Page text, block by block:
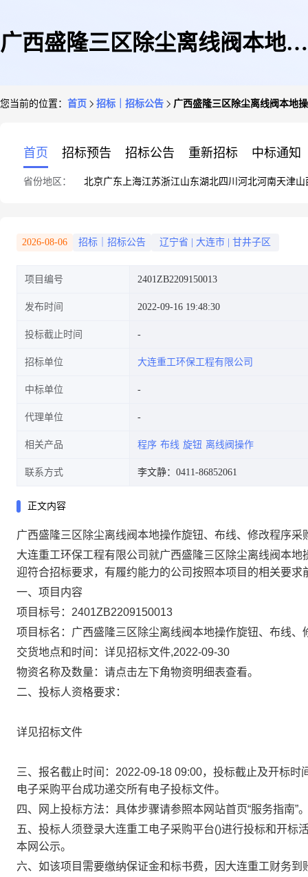
广西盛隆三区除尘离线阀本地操
您当前的位置： 首页 招标｜招标公告 广西盛隆三区除尘离线阀本地
首页 招标预告 招标公告 重新招标 中标通知
省份地区： 北京广东 上海江苏浙江山东湖北四川 河北河南天津山
2026-08-06 招标｜招标公告 辽宁省 大连市 甘井子区
项目编号 2401ZB2209150013
发布时间 2022-09-16 19:48:30
投标截止时间
招标单位 大连重工环保工程有限公司
中标单位
代理单位
相关产品 程序 布线 旋钮 离线阀操作
联系方式 李文静：0411-86852061
正文内容
广西盛隆三区除尘离线阀本地操作旋钮、布线、修改程序采
大连重工环保工程有限公司就广西盛隆三区除尘离线阀本
迎符合招标要求，有履约能力的公司按照本项目的相关要求
一、项目内容
项目标号：2401ZB2209150013
项目标名：广西盛隆三区除尘离线阀本地操作旋钮、布线、
交货地点和时间：详见招标文件,2022-09-30
物资名称及数量：请点击左下角物资明细表查看。
二、投标人资格要求：
详见招标文件
三、报名截止时间：2022-09-18 09:00，投标截止及开标
电子采购平台成功递交所有电子投标文件。
四、网上投标方法：具体步骤请参照本网站首页“服务指南”
五、投标人须登录大连重工电子采购平台()进行投标和开
本网公示。
六、如该项目需要缴纳保证金和标书费，因大连重工财务